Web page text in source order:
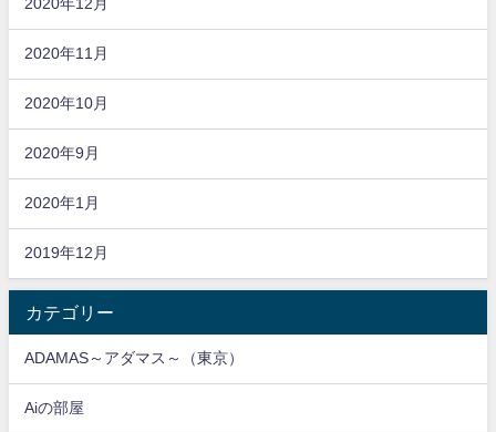
2020年12月
2020年11月
2020年10月
2020年9月
2020年1月
2019年12月
カテゴリー
ADAMAS～アダマス～（東京）
Aiの部屋